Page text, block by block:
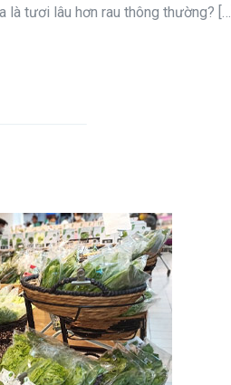
tươi lâu hơn rau thông thường? […]